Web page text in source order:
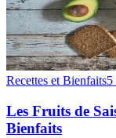
Recettes et Bienfaits5
Les Fruits de
Bienfaits